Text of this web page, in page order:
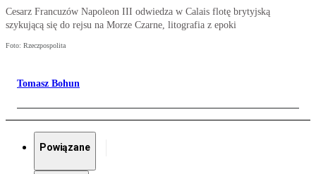
Cesarz Francuzów Napoleon III odwiedza w Calais flotę brytyjską
szykującą się do rejsu na Morze Czarne, litografia z epoki
Foto: Rzeczpospolita
Tomasz Bohun
Powiązane